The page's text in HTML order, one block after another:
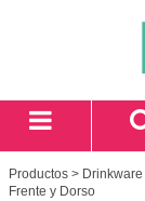
Productos > Drinkware
Frente y Dorso